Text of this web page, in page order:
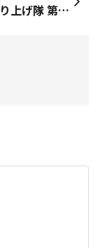
新商品盛り上げ隊 第6弾 当選🎊